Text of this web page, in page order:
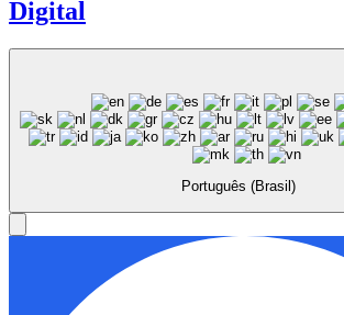
Digital
Português (Brasil)